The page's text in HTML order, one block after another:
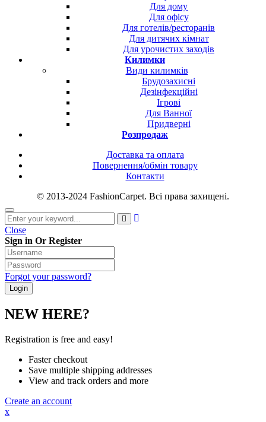
Для дому
Для офісу
Для готелів/ресторанів
Для дитячих кімнат
Для урочистих заходів
Килимки
Види килимків
Брудозахисні
Дезінфекційні
Ігрові
Для Ванної
Придверні
Розпродаж
Доставка та оплата
Повернення/обмін товару
Контакти
© 2013-2024 FashionCarpet. Всі права захищені.
Close
Sign in Or Register
Forgot your password?
NEW HERE?
Registration is free and easy!
Faster checkout
Save multiple shipping addresses
View and track orders and more
Create an account
x